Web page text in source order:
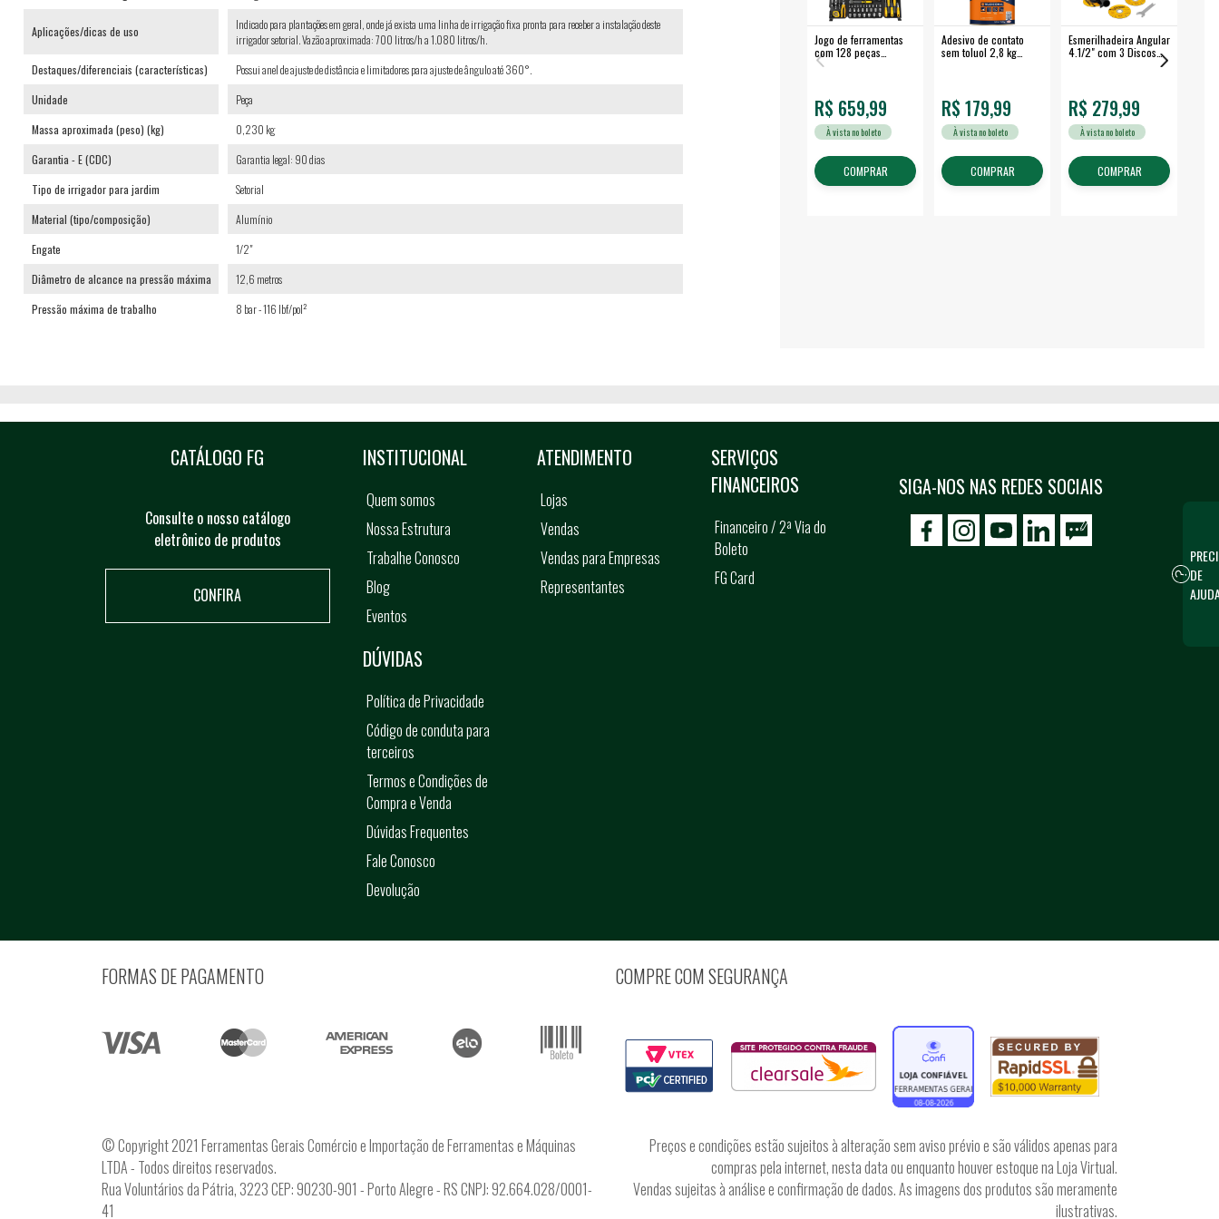
Jogo de ferramentas
com 128 peças
embalagem fechada -
R$ 659,99
À vista no boleto
COMPRAR
Adesivo de contato
sem toluol 2,8 kg
R$ 179,99
À vista no boleto
COMPRAR
Esmerilhadeira Angular
4.1/2" com 3 Discos
R$ 279,99
À vista no boleto
COMPRAR
Aplicações/dicas de uso
Indicado para plantações em geral, onde já exista uma linha de irrigação fixa pronta para receber a instalação deste
irrigador setorial. Vazão aproximada: 700 litros/h a 1.080 litros/h.
Destaques/diferenciais (características)
Possui anel de ajuste de distância e limitadores para ajuste de ângulo até 360°.
Unidade
Peça
Massa aproximada (peso) (kg)
0,230 kg
Garantia - E (CDC)
Garantia legal: 90 dias
Tipo de irrigador para jardim
Setorial
Material (tipo/composição)
Alumínio
Engate
1/2"
Diâmetro de alcance na pressão máxima
12,6 metros
Pressão máxima de trabalho
8 bar - 116 lbf/pol²
CATÁLOGO FG
Consulte o nosso catálogo
eletrônico de produtos
CONFIRA
SIGA-NOS NAS REDES SOCIAIS
icon-facebook
icon-social02icon-social03
INSTITUCIONAL
Quem somos
Nossa Estrutura
Trabalhe Conosco
Blog
Eventos
ATENDIMENTO
Lojas
Vendas
Vendas para Empresas
Representantes
SERVIÇOS
FINANCEIROS
Financeiro / 2ª Via do
Boleto
FG Card
DÚVIDAS
Política de Privacidade
Código de conduta para
terceiros
Termos e Condições de
Compra e Venda
Dúvidas Frequentes
Fale Conosco
Devolução
FORMAS DE PAGAMENTO COMPRE COM SEGURANÇA
© Copyright 2021 Ferramentas Gerais Comércio e Importação de Ferramentas e Máquinas
LTDA - Todos direitos reservados.
Rua Voluntários da Pátria, 3223 CEP: 90230-901 - Porto Alegre - RS CNPJ: 92.664.028/0001-
41
Preços e condições estão sujeitos à alteração sem aviso prévio e são válidos apenas para
compras pela internet, nesta data ou enquanto houver estoque na Loja Virtual.
Vendas sujeitas à análise e confirmação de dados. As imagens dos produtos são meramente
ilustrativas.
DE